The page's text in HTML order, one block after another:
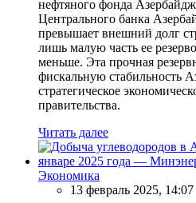
нефтяного фонда
Центрального банка
превышает внешний долг
лишь малую часть ее
меньше. Эта прочная
фискальную стабильность
стратегическое
правительства.
Читать далее
Экономика
13 февраль 2025, 14:07